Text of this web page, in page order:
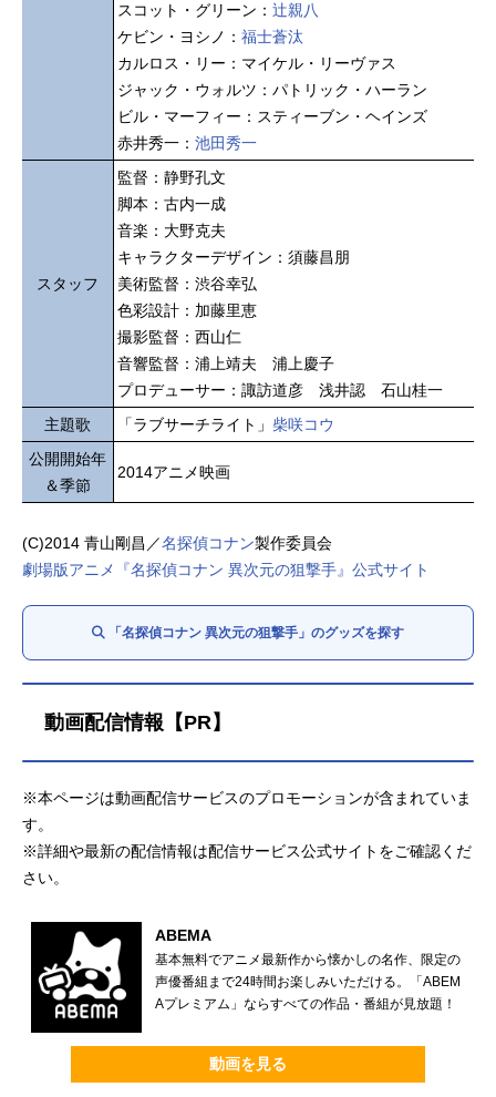
スコット・グリーン： 辻親八
ケビン・ヨシノ： 福士蒼汰
カルロス・リー：マイケル・リーヴァス
ジャック・ウォルツ：パトリック・ハーラン
ビル・マーフィー：スティーブン・ヘインズ
赤井秀一： 池田秀一
スタッフ
監督：静野孔文
脚本：古内一成
音楽：大野克夫
キャラクターデザイン：須藤昌朋
美術監督：渋谷幸弘
色彩設計：加藤里恵
撮影監督：西山仁
音響監督：浦上靖夫 浦上慶子
プロデューサー：諏訪道彦 浅井認 石山桂一
主題歌
「ラブサーチライト」 柴咲コウ
公開開始年
＆季節
2014アニメ映画
(C)2014 青山剛昌／名探偵コナン製作委員会
劇場版アニメ『名探偵コナン 異次元の狙撃手』公式サイト
「名探偵コナン 異次元の狙撃手」のグッズを探す
動画配信情報【PR】
※本ページは動画配信サービスのプロモーションが含まれていま
す。
※詳細や最新の配信情報は配信サービス公式サイトをご確認くだ
さい。
ABEMA
基本無料でアニメ最新作から懐かしの名作、限定の
声優番組まで24時間お楽しみいただける。「ABEM
Aプレミアム」ならすべての作品・番組が見放題！
動画を見る